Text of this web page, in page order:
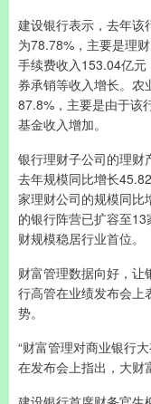
建设银行表示，去年该
为78.78%，主要是理
手续费收入153.04亿
券承销等收入增长。农
87.8%，主要是由于该
基金收入增加。
银行理财子公司的理财
去年规模同比增长
家理财公司的规模同比
的银行阵营已扩容至
财规模稳居行业首位。
财富管理数据向好，让
行高管在业绩发布会上
势。
“财富管理对商业银行
在发布会上指出，大财